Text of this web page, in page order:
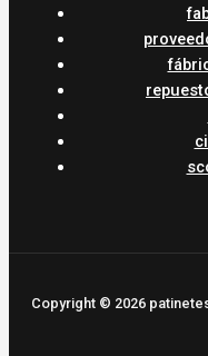
Copyright © 2026